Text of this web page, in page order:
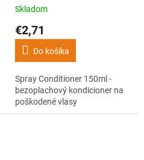
na poškodené vlasy
Skladom
€2,71
Do košíka
Spray Conditioner 150ml -
bezoplachový kondicioner na
poškodené vlasy